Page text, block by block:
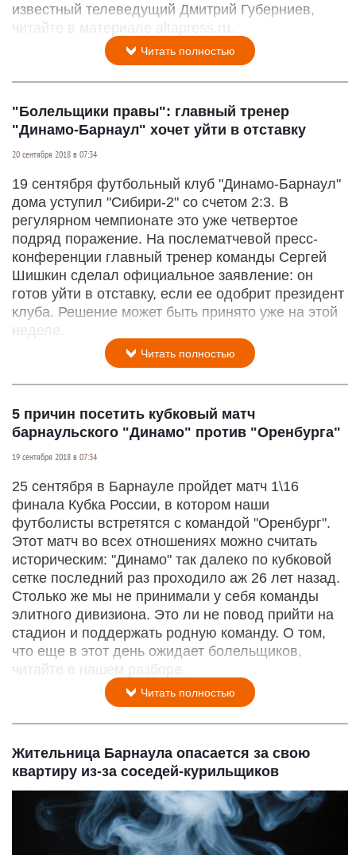
известный телеведущий Дмитрий Губерниев,
читайте в материале altapress.ru.
Читать полностью
"Болельщики правы": главный тренер
"Динамо-Барнаул" хочет уйти в отставку
20 сентября 2018 в 07:34
19 сентября футбольный клуб "Динамо-Барнаул"
дома уступил "Сибири-2" со счетом 2:3. В
регулярном чемпионате это уже четвертое
подряд поражение. На послематчевой пресс-
конференции главный тренер команды Сергей
Шишкин сделал официальное заявление: он
готов уйти в отставку, если ее одобрит президент
клуба. Решение может быть принято уже на этой
неделе.
Читать полностью
5 причин посетить кубковый матч
барнаульского "Динамо" против "Оренбурга"
19 сентября 2018 в 07:34
25 сентября в Барнауле пройдет матч 1\16
финала Кубка России, в котором наши
футболисты встретятся с командой "Оренбург".
Этот матч во всех отношениях можно считать
историческим: "Динамо" так далеко по кубковой
сетке последний раз проходило аж 26 лет назад.
Столько же мы не принимали у себя команды
элитного дивизиона. Это ли не повод прийти на
стадион и поддержать родную команду. О том,
что еще в этот день ожидает болельщиков,
читайте в нашем разборе.
Читать полностью
Жительница Барнаула опасается за свою
квартиру из-за соседей-курильщиков